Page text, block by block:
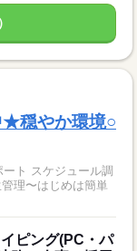
★穏やか環境○
ト スケジュール調
理〜はじめは簡単
ピング(PC・パ